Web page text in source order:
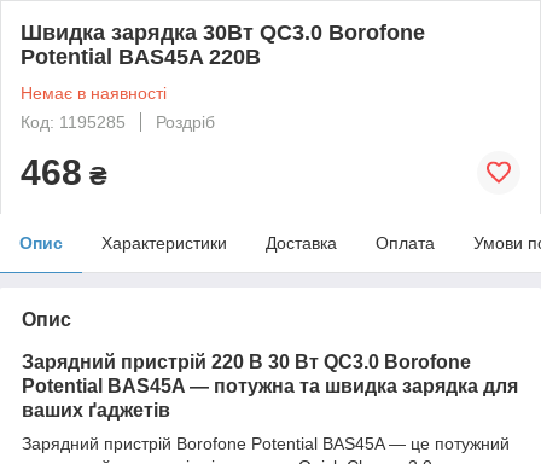
Швидка зарядка 30Вт QC3.0 Borofone
Potential BAS45A 220В
Немає в наявності
Код: 1195285
Роздріб
468 ₴
Опис Характеристики Доставка Оплата Умови
Опис
Зарядний пристрій 220 В 30 Вт QC3.0 Borofone
Potential BAS45A — потужна та швидка зарядка для
ваших ґаджетів
Зарядний пристрій Borofone Potential BAS45A — це потужний